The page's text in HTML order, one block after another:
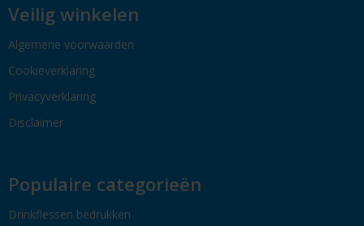
Veilig winkelen
Algemene voorwaarden
Cookieverklaring
Privacyverklaring
Disclaimer
Populaire categorieën
Drinkflessen bedrukken